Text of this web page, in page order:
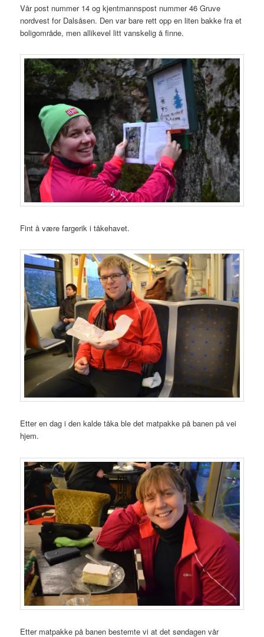
Vår post nummer 14 og kjentmannspost nummer 46 Gruve
nordvest for Dalsåsen. Den var bare rett opp en liten bakke fra et
boligområde, men allikevel litt vanskelig å finne.
Fint å være fargerik i tåkehavet.
Etter en dag i den kalde tåka ble det matpakke på banen på vei
hjem.
Etter matpakke på banen bestemte vi at det søndagen vår